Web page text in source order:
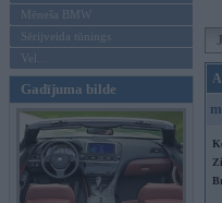
Mēneša BMW
Sērijveida tūnings
Vel...
Gadījuma bilde